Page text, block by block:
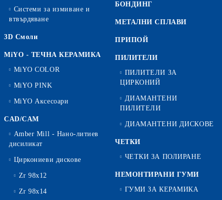
Системи за измиване и
втвърдяване
3D Смоли
MiYO - ТЕЧНА КЕРАМИКА
MiYO COLOR
MiYO PINK
MiYO Аксесоари
CAD/CAM
Amber Mill - Нано-литиев
дисиликат
Циркониеви дискове
Zr 98x12
Zr 98x14
БОНДИНГ
МЕТАЛНИ СПЛАВИ
ПРИПОЙ
ПИЛИТЕЛИ
ПИЛИТЕЛИ ЗА
ЦИРКОНИЙ
ДИАМАНТЕНИ
ПИЛИТЕЛИ
ДИАМАНТЕНИ ДИСКОВЕ
ЧЕТКИ
ЧЕТКИ ЗА ПОЛИРАНЕ
НЕМОНТИРАНИ ГУМИ
ГУМИ ЗА КЕРАМИКА